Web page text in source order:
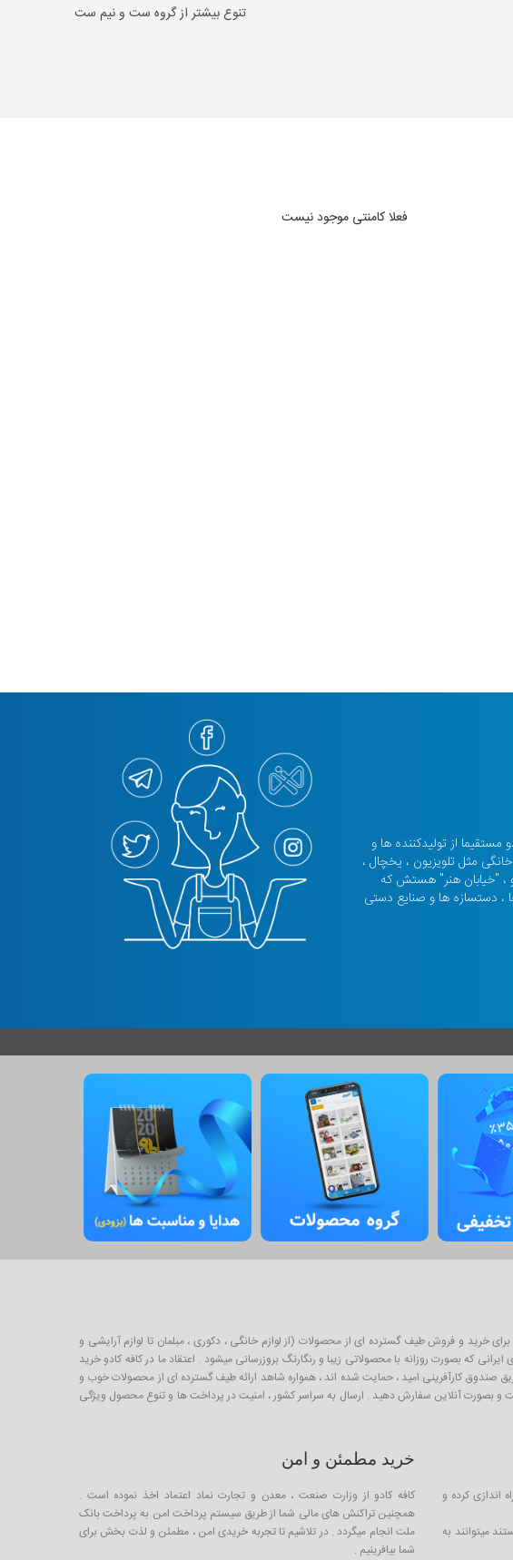
تنوع بیشتر از گروه ست و نیم ست
فعلا کامنتی موجود نیست
مستقیما از تولیدکننده ها و
مثل تلویزیون ، یخچال ،
، "خیابان هنر" هستش که
، دستسازه ها و صنایع دستی
نمود. کافه کادو پلتفرمی برای خرید و فروش طیف گسترده ای از محصولات (از لوازم خانگی ، دکوری ، مبلمان تا لوازم آرایشی و
که بصورت روزانه با محصولاتی زیبا و رنگارنگ بروزرسانی میشود . اعتقاد ما در کافه کادو خرید
کادو ، بازوی فروش بیش از ۹۰۰ هزار تولیدکننده خوب ایرانی است که از طریق صندوق کارآفرینی امید ، حمایت شده اند ، همواره شاهد ارائه طیف گسترده ای از محصولات خوب و
و بصورت آنلاین سفارش دهید . ارسال به سراسر کشور ، امنیت در پرداخت ها و تنوع محصول ویژگی
اندازی کرده و
میتوانند به
خرید مطمئن و امن
کافه کادو از وزارت صنعت ، معدن و تجارت نماد اعتماد اخذ نموده است .
همچنین تراکنش های مالی شما از طریق سیستم پرداخت امن به پرداخت بانک
ملت انجام میگردد . در تلاشیم تا تجربه خریدی امن ، مطمئن و لذت بخش برای
شما بیافرینیم .